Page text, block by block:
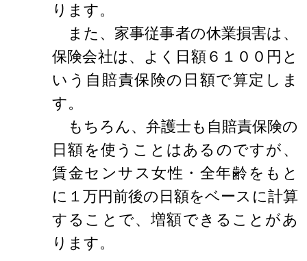
ります。
また、家事従事者の休業損害は、
保険会社は、よく日額６１００円と
いう自賠責保険の日額で算定しま
す。
もちろん、弁護士も自賠責保険の
日額を使うことはあるのですが、
賃金センサス女性・全年齢をもと
に１万円前後の日額をベースに計算
することで、増額できることがあ
ります。